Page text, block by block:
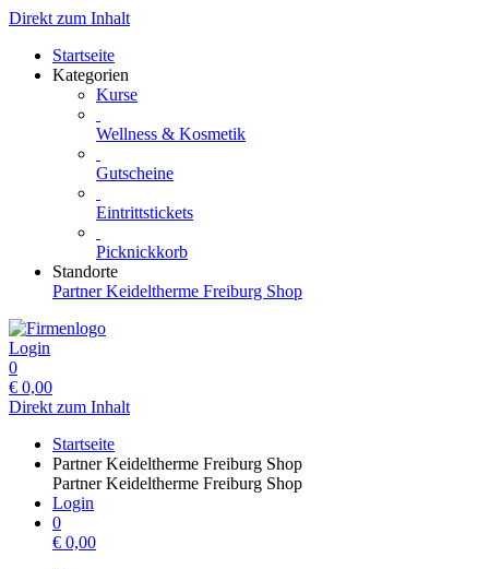
Direkt zum Inhalt
Startseite
Kategorien
Kurse
Wellness & Kosmetik
Gutscheine
Eintrittstickets
Picknickkorb
Standorte
Partner Keideltherme Freiburg Shop
Login
0
€ 0,00
Direkt zum Inhalt
Startseite
Partner Keideltherme Freiburg Shop
Partner Keideltherme Freiburg Shop
Login
0
€ 0,00